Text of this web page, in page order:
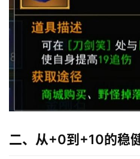
二、从+0到+10的稳